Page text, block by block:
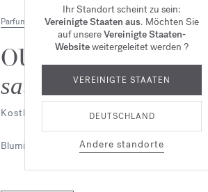
Ihr Standort scheint zu sein:
Vereinigte Staaten aus. Möchten Sie
auf unsereVereinigte Staaten-
Websiteweitergeleitet werden ?
VEREINIGTE STAATEN
DEUTSCHLAND
Andere standorte
Parfum
OUD
satin mood
Kostbares Elixir
Blumig Holzig